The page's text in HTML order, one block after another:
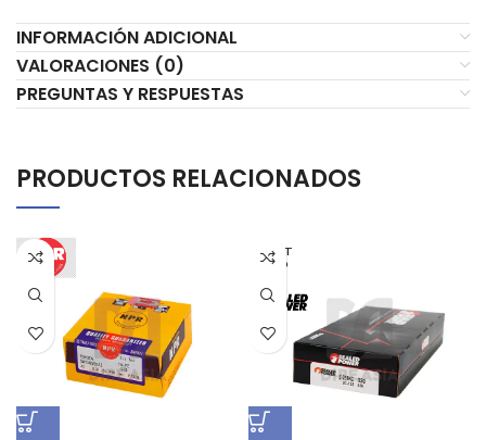
INFORMACIÓN ADICIONAL
VALORACIONES (0)
PREGUNTAS Y RESPUESTAS
PRODUCTOS RELACIONADOS
AGOT
ADO